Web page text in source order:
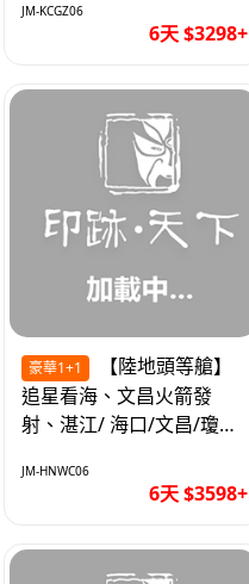
JM-KCGZ06
6天 $3298+
豪華1+1
追星看海、文昌火箭發
射、湛江/ 海口/文昌/瓊海/
優質6天
JM-HNWC06
6天 $3598+